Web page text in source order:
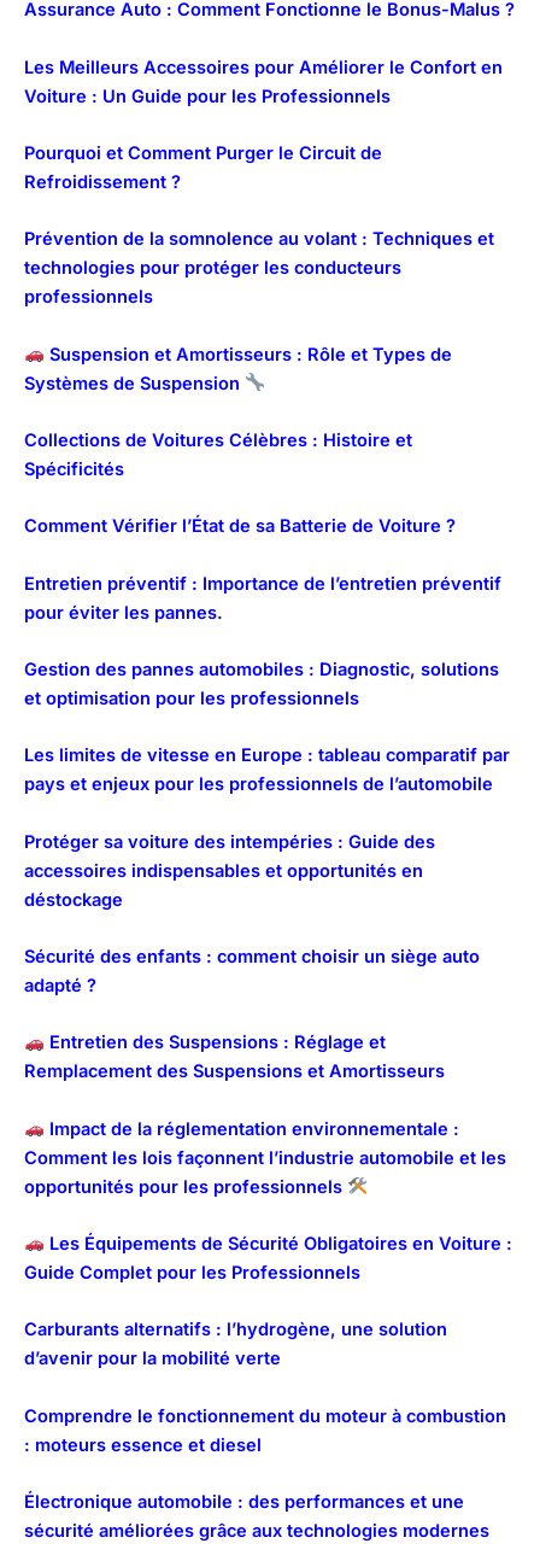
Assurance Auto : Comment Fonctionne le Bonus-Malus ?
Les Meilleurs Accessoires pour Améliorer le Confort en
Voiture : Un Guide pour les Professionnels
Pourquoi et Comment Purger le Circuit de
Refroidissement ?
Prévention de la somnolence au volant : Techniques et
technologies pour protéger les conducteurs
professionnels
Suspension et Amortisseurs : Rôle et Types de
Systèmes de Suspension
Collections de Voitures Célèbres : Histoire et
Spécificités
Comment Vérifier l’État de sa Batterie de Voiture ?
Entretien préventif : Importance de l’entretien préventif
pour éviter les pannes.
Gestion des pannes automobiles : Diagnostic, solutions
et optimisation pour les professionnels
Les limites de vitesse en Europe : tableau comparatif par
pays et enjeux pour les professionnels de l’automobile
Protéger sa voiture des intempéries : Guide des
accessoires indispensables et opportunités en
déstockage
Sécurité des enfants : comment choisir un siège auto
adapté ?
Entretien des Suspensions : Réglage et
Remplacement des Suspensions et Amortisseurs
Impact de la réglementation environnementale :
Comment les lois façonnent l’industrie automobile et les
opportunités pour les professionnels
Les Équipements de Sécurité Obligatoires en Voiture :
Guide Complet pour les Professionnels
Carburants alternatifs : l’hydrogène, une solution
d’avenir pour la mobilité verte
Comprendre le fonctionnement du moteur à combustion
: moteurs essence et diesel
Électronique automobile : des performances et une
sécurité améliorées grâce aux technologies modernes